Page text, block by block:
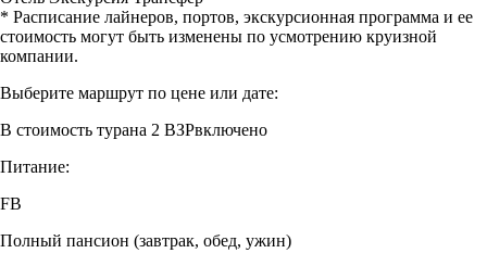
* Расписание лайнеров, портов, экскурсионная программа и ее
стоимость могут быть изменены по усмотрению круизной
компании.
Выберите маршрут по цене или дате:
В стоимость турана 2 ВЗРвключено
Питание:
FB
Полный пансион (завтрак, обед, ужин)